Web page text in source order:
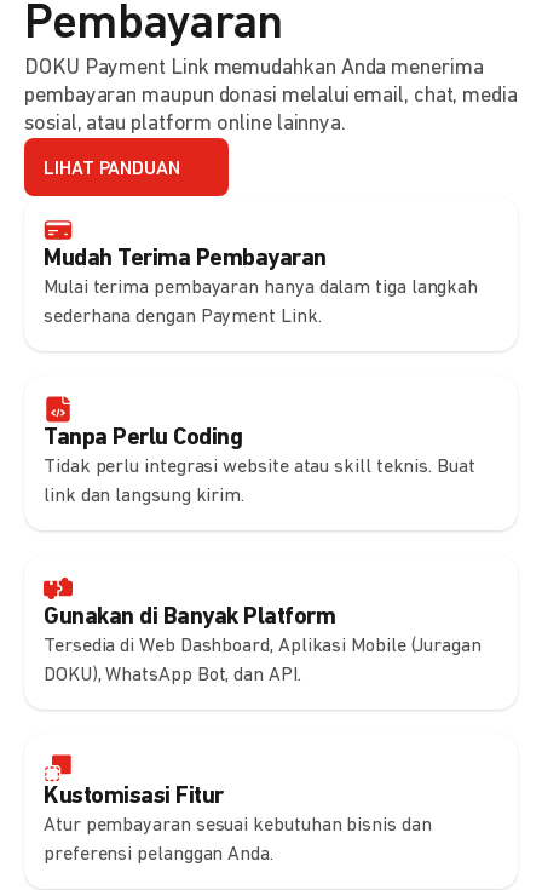
Mudah Terima Pembayaran
Mulai terima pembayaran hanya dalam tiga langkah
sederhana dengan Payment Link.
Tanpa Perlu Coding
Tidak perlu integrasi website atau skill teknis. Buat
link dan langsung kirim.
Gunakan di Banyak Platform
Tersedia di Web Dashboard, Aplikasi Mobile (Juragan
DOKU), WhatsApp Bot, dan API.
Kustomisasi Fitur
Atur pembayaran sesuai kebutuhan bisnis dan
preferensi pelanggan Anda.
Pembayaran
DOKU Payment Link memudahkan Anda menerima
pembayaran maupun donasi melalui email, chat, media
sosial, atau platform online lainnya.
LIHAT PANDUAN